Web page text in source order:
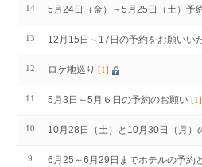
14 5月24日（金）～5月25日（土）予
13 12月15日～17日の予約をお願いい
12 ロケ地巡り [1]
11 5月3日～5月６日の予約のお願い [1]
10 10月28日（土）と10月30日（月）
9 6月25～6月29日までホテルの予約